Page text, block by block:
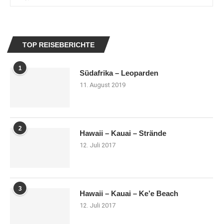
TOP REISEBERICHTE
1
Südafrika – Leoparden
11. August 2019
2
Hawaii – Kauai – Strände
12. Juli 2017
3
Hawaii – Kauai – Ke’e Beach
12. Juli 2017